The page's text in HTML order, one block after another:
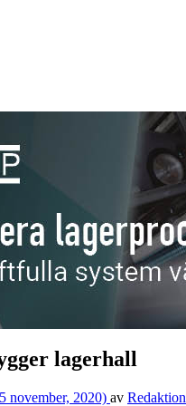
lagerhall
november, 2020) av